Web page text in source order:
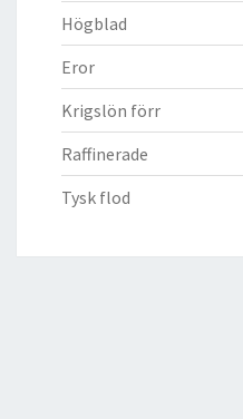
Högblad
Eror
Krigslön förr
Raffinerade
Tysk flod